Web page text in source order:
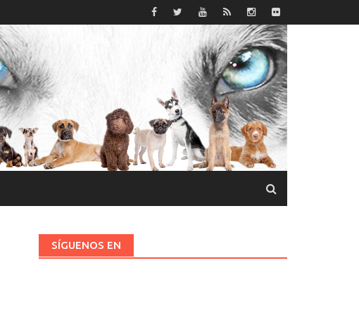
SÍGUENOS EN